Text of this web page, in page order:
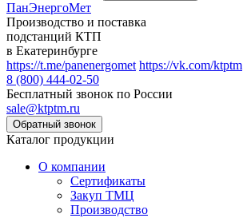
ПанЭнергоМет
Производство и поставка
подстанций КТП
в Екатеринбурге
https://t.me/panenergomet https://vk.com/ktptm
8 (800) 444-02-50
Бесплатный звонок по России
sale@ktptm.ru
Каталог продукции
О компании
Сертификаты
Закуп ТМЦ
Производство